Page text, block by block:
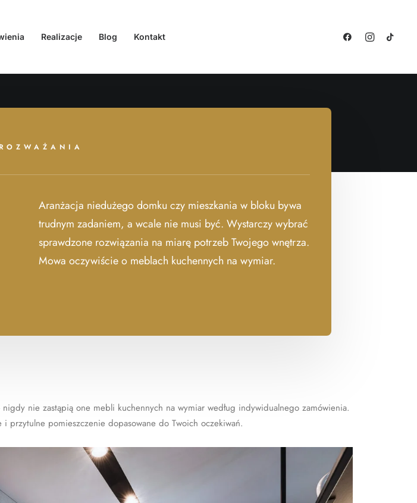
Realizacje Blog Kontakt
Aranżacja niedużego domku czy mieszkania w bloku bywa
trudnym zadaniem, a wcale nie musi być. Wystarczy wybrać
sprawdzone rozwiązania na miarę potrzeb Twojego wnętrza.
Mowa oczywiście o meblach kuchennych na wymiar.
nie zastąpią one mebli kuchennych na wymiar według indywidualnego zamówienia.
przytulne pomieszczenie dopasowane do Twoich oczekiwań.